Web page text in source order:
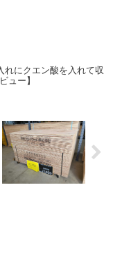
れにクエン酸を入れて収
ュー】